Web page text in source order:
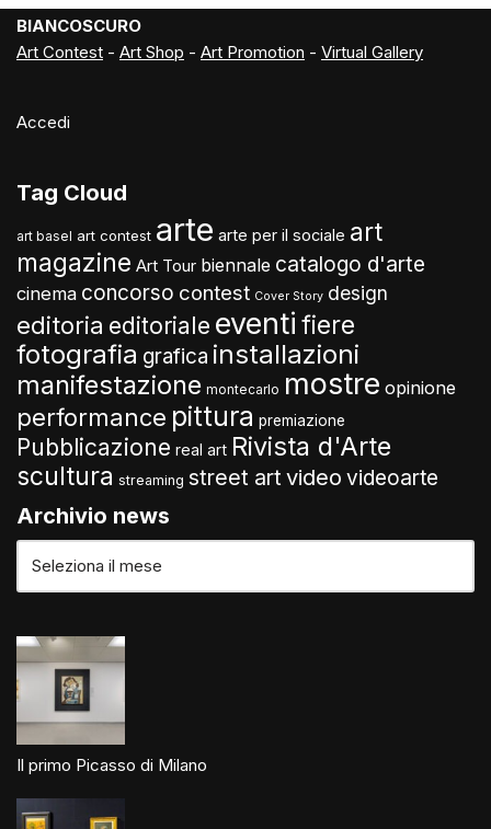
BIANCOSCURO
Art Contest - Art Shop - Art Promotion - Virtual Gallery
Accedi
Tag Cloud
art basel art contest arte arte per il sociale art
magazine Art Tour biennale catalogo d'arte
cinema concorso contest Cover Story design
editoria editoriale eventi fiere
fotografia grafica installazioni
manifestazione montecarlo mostre opinione
performance pittura premiazione
Pubblicazione real art Rivista d'Arte
scultura streaming street art video videoarte
Archivio news
Il primo Picasso di Milano